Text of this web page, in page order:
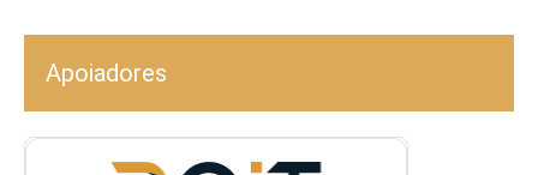
Apoiadores